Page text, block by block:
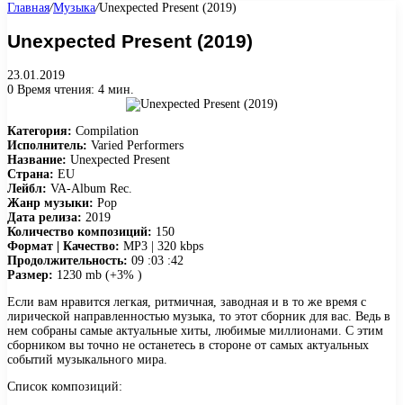
Главная/Музыка/Unexpected Present (2019)
Unexpected Present (2019)
23.01.2019
0 Время чтения: 4 мин.
Категория: Compilation
Исполнитель: Varied Performers
Название: Unexpected Present
Страна: EU
Лейбл: VA-Album Rec.
Жанр музыки: Pop
Дата релиза: 2019
Количество композиций: 150
Формат | Качество: MP3 | 320 kbps
Продолжительность: 09 :03 :42
Размер: 1230 mb (+3% )
Если вам нравится легкая, ритмичная, заводная и в то же время с
лирической направленностью музыка, то этот сборник для вас. Ведь в
нем собраны самые актуальные хиты, любимые миллионами. С этим
сборником вы точно не останетесь в стороне от самых актуальных
событий музыкального мира.
Список композиций: